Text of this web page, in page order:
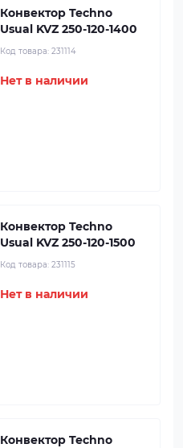
Конвектор Techno
Usual KVZ 250-120-1400
Код товара: 231114
Нет в наличии
Конвектор Techno
Usual KVZ 250-120-1500
Код товара: 231115
Нет в наличии
Конвектор Techno